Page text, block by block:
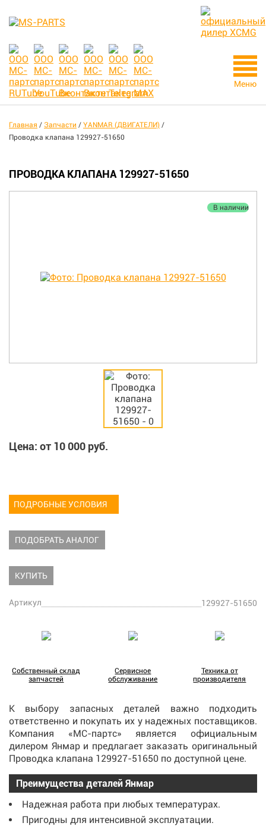
Меню
Главная / Запчасти / YANMAR (ДВИГАТЕЛИ) /
Проводка клапана 129927-51650
ПРОВОДКА КЛАПАНА 129927-51650
В наличии
Цена: от 10 000 руб.
ПОДРОБНЫЕ УСЛОВИЯ
ПОДОБРАТЬ АНАЛОГ
КУПИТЬ
Артикул 129927-51650
Собственный склад
запчастей
Сервисное
обслуживание
Техника от
производителя
К выбору запасных деталей важно подходить
ответственно и покупать их у надежных поставщиков.
Компания «МС-партс» является официальным
дилером Янмар и предлагает заказатьоригинальный
Проводка клапана 129927-51650 по доступной цене.
Преимущества деталей Янмар
Надежная работа при любых температурах.
Пригодны для интенсивной эксплуатации.